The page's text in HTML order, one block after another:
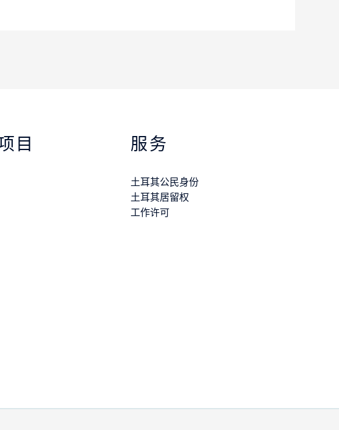
目 服务
土耳其公民身份
土耳其居留权
工作许可